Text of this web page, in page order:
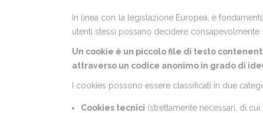
In linea con la legislazione Europea, è
utenti stessi possano decidere consapevolmente
Un cookie è un piccolo file di testo
attraverso un codice anonimo in grado di
I cookies possono essere classificati in due
Cookies tecnici (strettamente necessari, di